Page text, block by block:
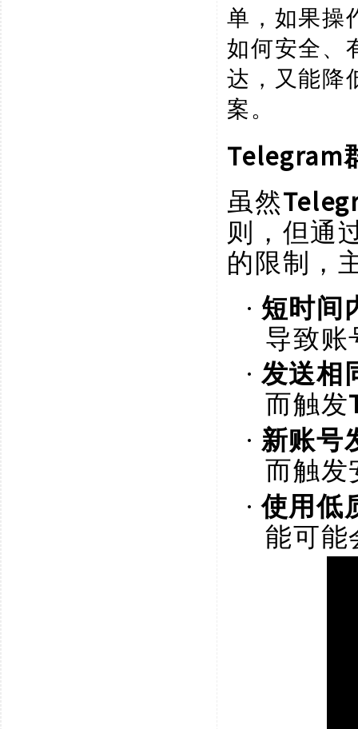
单，如果操
如何安全、
达，又能降
案。
Telegram
虽然
则，但通
的限制，
· 短时间
导致账
· 发送相
而触发
· 新账号
而触发
·使用低
能可能